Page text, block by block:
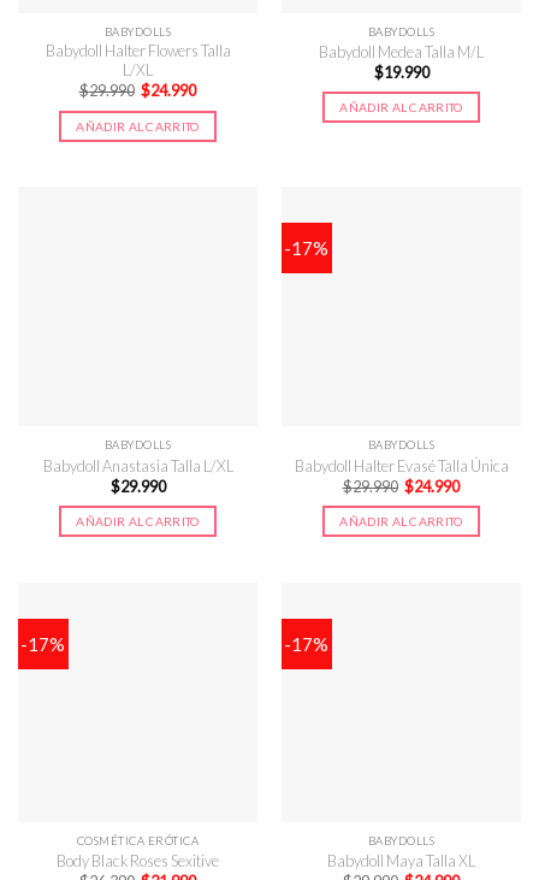
BABYDOLLS
Babydoll Halter Flowers Talla
L/XL
$29.990 El
precio
original
era:
$29.990.
$24.990El
actual
es:
$24.990.
AÑADIR AL CARRITO
BABYDOLLS
Babydoll Medea Talla M/L
$19.990
AÑADIR AL CARRITO
BABYDOLLS
Babydoll Anastasia Talla L/XL
$29.990
AÑADIR AL CARRITO
-17%
BABYDOLLS
Babydoll Halter Evasé Talla Única
$29.990 El
precio
original
era:
$29.990.
$24.990El
actual
es:
$24.990.
AÑADIR AL CARRITO
-17%
COSMÉTICA ERÓTICA
Body Black Roses Sexitive
-17%
BABYDOLLS
Babydoll Maya Talla XL